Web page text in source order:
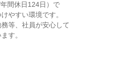
間休日124日）で
やすい環境です。
等、社員が安心して
す。